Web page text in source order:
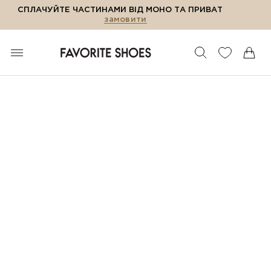
СПЛАЧУЙТЕ ЧАСТИНАМИ ВІД МОНО ТА ПРИВАТ
замовити